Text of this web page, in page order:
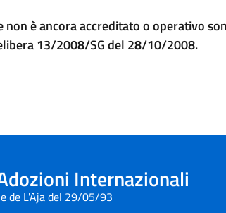
è ancora accreditato o operativo
13/2008/SG del 28/10/2008.
Internazionali
de L'Aja del 29/05/93